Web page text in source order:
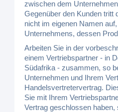
zwischen dem
Gegenüber den Kunden tritt
nicht im eigenen Namen
Unternehmens, dessen
Arbeiten Sie in der
einem Vertriebspartner - in
Südafrika - zusammen, so
Unternehmen und Ihrem
Handelsvertretervertrag.
Sie mit Ihrem
Vertrag geschlossen haben,